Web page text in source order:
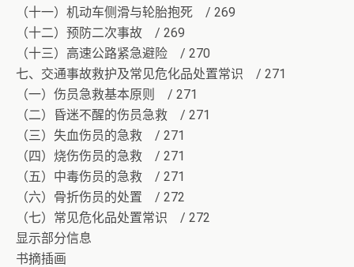
（十一）机动车侧滑与轮胎抱死 / 269
（十二）预防二次事故 / 269
（十三）高速公路紧急避险 / 270
七、交通事故救护及常见危化品处置常识 / 271
（一）伤员急救基本原则 / 271
（二）昏迷不醒的伤员急救 / 271
（三）失血伤员的急救 / 271
（四）烧伤伤员的急救 / 271
（五）中毒伤员的急救 / 271
（六）骨折伤员的处置 / 272
（七）常见危化品处置常识 / 272
显示部分信息
书摘插画